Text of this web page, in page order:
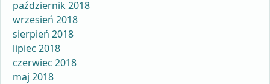
październik 2018
wrzesień 2018
sierpień 2018
lipiec 2018
czerwiec 2018
maj 2018